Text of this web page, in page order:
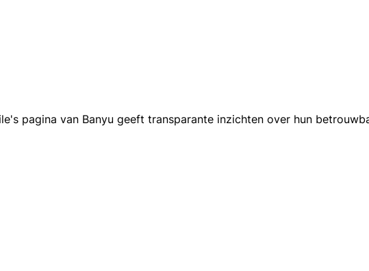
pagina van Banyu geeft transparante inzichten over hun